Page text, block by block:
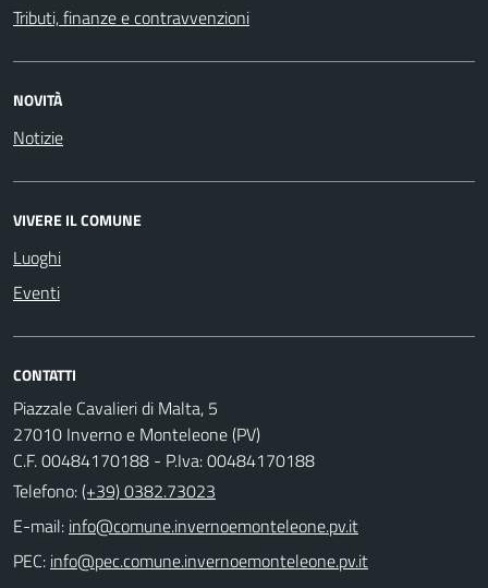
Tributi, finanze e contravvenzioni
NOVITÀ
Notizie
VIVERE IL COMUNE
Luoghi
Eventi
CONTATTI
Piazzale Cavalieri di Malta, 5
27010 Inverno e Monteleone (PV)
C.F. 00484170188 - P.Iva: 00484170188
Telefono:(+39) 0382.73023
E-mail:
PEC: